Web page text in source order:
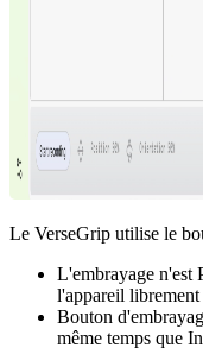
Le VerseGrip utilise le
L'embrayage n'est
l'appareil librement
Bouton
même temps que